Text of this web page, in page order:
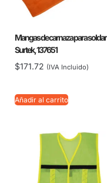
Mangas de carnaza para soldar
Surtek, 137651
$171.72 (IVA Incluido)
Añadir al carrito